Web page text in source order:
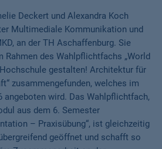
Deckert und Alexandra Koch
Multimediale Kommunikation und
an der TH Aschaffenburg. Sie
Rahmen des Wahlpflichtfachs „World
gestalten! Architektur für
zusammengefunden, welches im
angeboten wird. Das Wahlpflichtfach,
aus dem 6. Semester
– Praxisübung“, ist gleichzeitig
geöffnet und schafft so